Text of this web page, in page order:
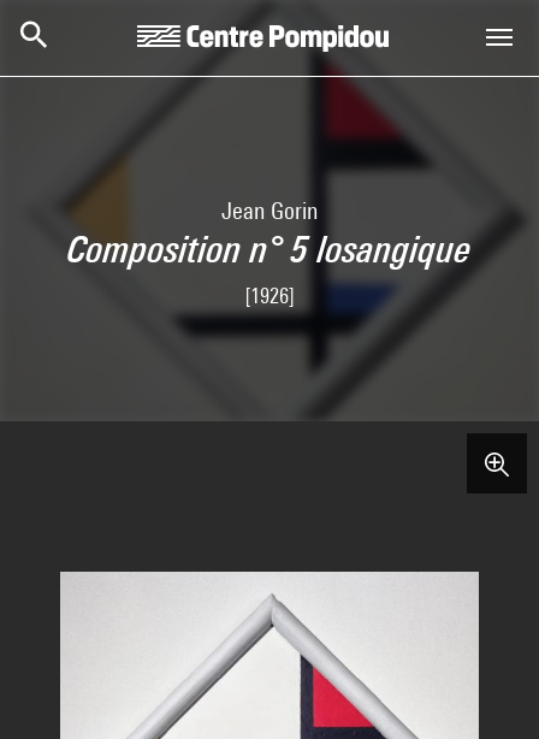
Jean Gorin
Composition n° 5 losangique
[1926]